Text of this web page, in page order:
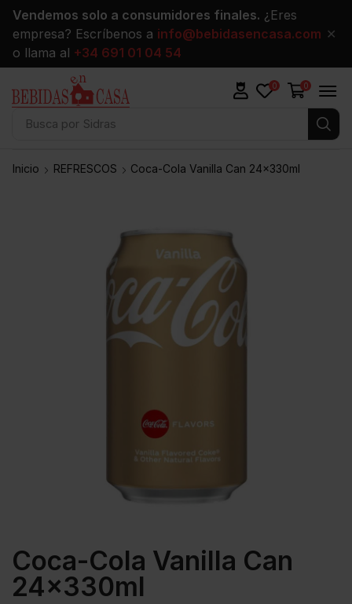
Vendemos solo a consumidores finales. ¿Eres
empresa? Escríbenos a info@bebidasencasa.com
o llama al +34 691 01 04 54
✕
Busca por Sidras
0 0
Inicio REFRESCOS Coca-Cola Vanilla Can 24x330ml
Coca-Cola Vanilla Can
24x330ml